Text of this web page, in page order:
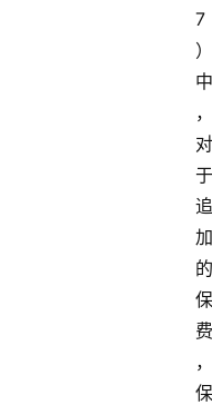
7
）
中
，
对
于
追
加
的
保
费
，
保